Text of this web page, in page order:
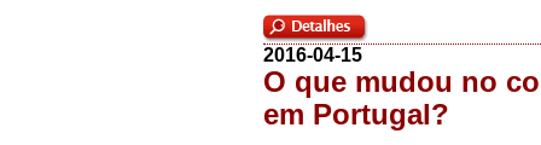
2016-04-15
O que mudou no
em Portugal?